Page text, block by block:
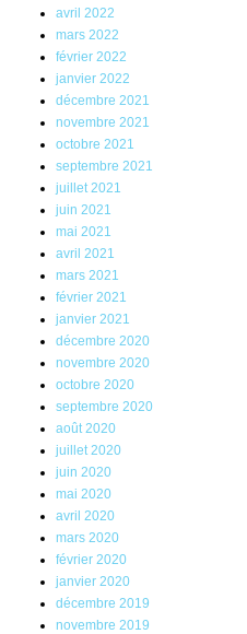
avril 2022
mars 2022
février 2022
janvier 2022
décembre 2021
novembre 2021
octobre 2021
septembre 2021
juillet 2021
juin 2021
mai 2021
avril 2021
mars 2021
février 2021
janvier 2021
décembre 2020
novembre 2020
octobre 2020
septembre 2020
août 2020
juillet 2020
juin 2020
mai 2020
avril 2020
mars 2020
février 2020
janvier 2020
décembre 2019
novembre 2019